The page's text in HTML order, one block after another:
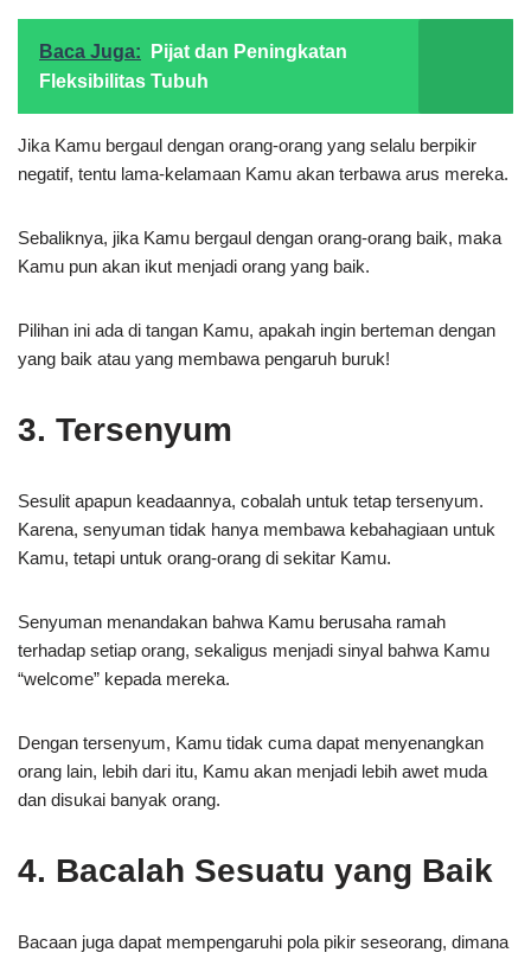
Baca Juga:
Pijat dan Peningkatan
Fleksibilitas Tubuh
Jika Kamu bergaul dengan orang-orang yang selalu berpikir
negatif, tentu lama-kelamaan Kamu akan terbawa arus mereka.
Sebaliknya, jika Kamu bergaul dengan orang-orang baik, maka
Kamu pun akan ikut menjadi orang yang baik.
Pilihan ini ada di tangan Kamu, apakah ingin berteman dengan
yang baik atau yang membawa pengaruh buruk!
3. Tersenyum
Sesulit apapun keadaannya, cobalah untuk tetap tersenyum.
Karena, senyuman tidak hanya membawa kebahagiaan untuk
Kamu, tetapi untuk orang-orang di sekitar Kamu.
Senyuman menandakan bahwa Kamu berusaha ramah
terhadap setiap orang, sekaligus menjadi sinyal bahwa Kamu
“welcome” kepada mereka.
Dengan tersenyum, Kamu tidak cuma dapat menyenangkan
orang lain, lebih dari itu, Kamu akan menjadi lebih awet muda
dan disukai banyak orang.
4. Bacalah Sesuatu yang Baik
Bacaan juga dapat mempengaruhi pola pikir seseorang, dimana